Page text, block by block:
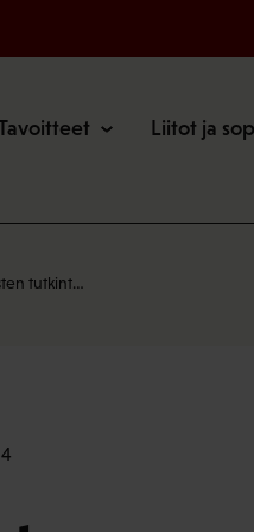
Liitot ja
tutkint…